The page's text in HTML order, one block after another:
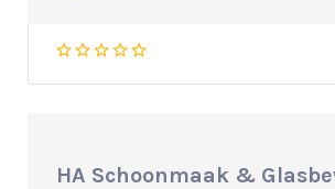
HA Schoonmaak &